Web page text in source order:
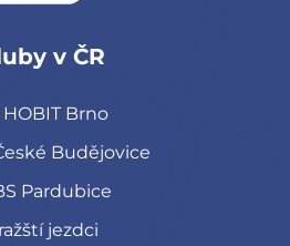
v ČR
HOBIT Brno
Budějovice
Pardubice
jezdci